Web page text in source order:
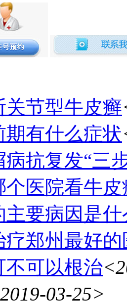
关节型牛皮癣
期有什么症状
病抗复发“三
个医院看牛皮
主要病因是什
疗郑州最好的
不可以根治
03-25>